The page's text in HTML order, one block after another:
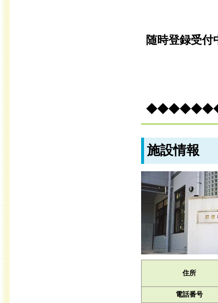
随時登録受付
施設情報
住所
電話番号